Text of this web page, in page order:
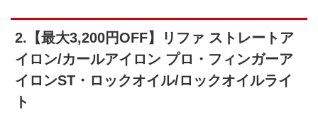
2.【最大3,200円OFF】リファ ストレートア
イロン/カールアイロン プロ・フィンガーア
イロンST・ロックオイル/ロックオイルライ
ト